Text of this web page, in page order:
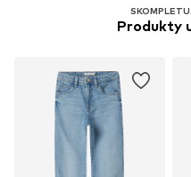
Produkty